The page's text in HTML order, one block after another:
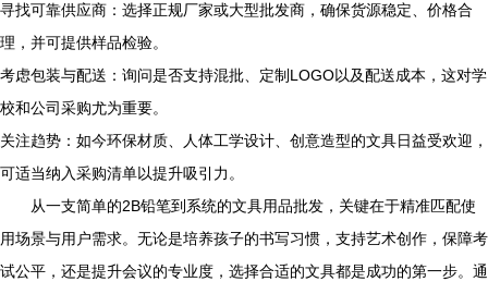
寻找可靠供应商：选择正规厂家或大型批发商，确保货源稳定、价格合
理，并可提供样品检验。
考虑包装与配送：询问是否支持混批、定制LOGO以及配送成本，这对学
校和公司采购尤为重要。
关注趋势：如今环保材质、人体工学设计、创意造型的文具日益受欢迎，
可适当纳入采购清单以提升吸引力。
从一支简单的2B铅笔到系统的文具用品批发，关键在于精准匹配使
用场景与用户需求。无论是培养孩子的书写习惯，支持艺术创作，保障考
试公平，还是提升会议的专业度，选择合适的文具都是成功的第一步。通